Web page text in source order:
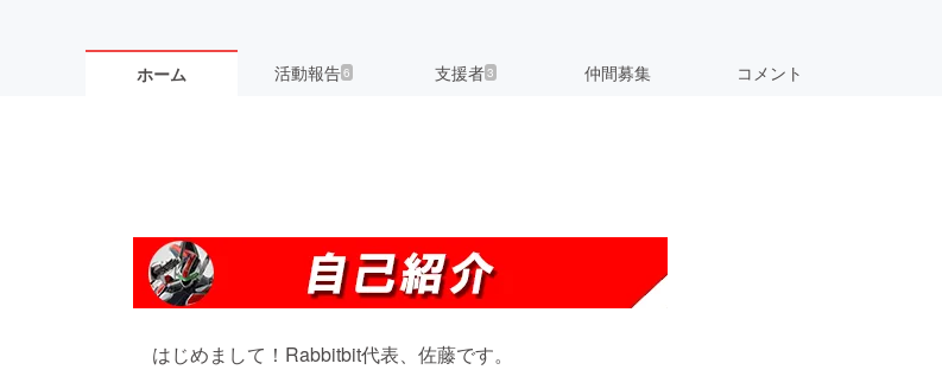
ホーム 活動報告6 支援者3 仲間募集 コメント
はじめまして！Rabbitbit代表、佐藤です。